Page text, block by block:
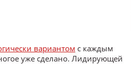
вариантом с каждым
уже сделано. Лидирующей